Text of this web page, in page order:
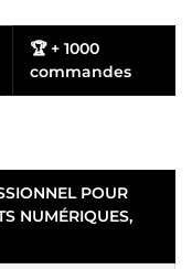
🏆 + 1000
commandes
POUR
NUMÉRIQUES,